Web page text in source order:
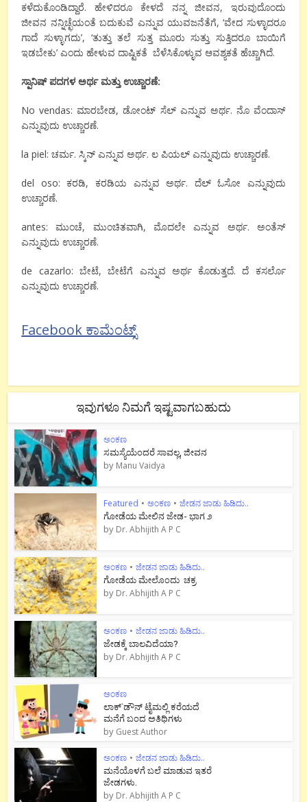
ಕಳೆದುಕೊಂಡಿದ್ದಾರೆ. ಹೇಳಿದರೂ ಕೇಳದೆ ನನ್ನ ಜೀವನ, ಇರುವುದೊಂದು
ಜೀವನ ನನ್ನಿಚ್ಛೆಯಂತೆ ಬದುಕುವೆ ಎನ್ನುವ ಯುವಜನೆತೆಗೆ, ‘ವೇದ ಸುಳ್ಳಾದರೂ
ಗಾದೆ ಸುಳ್ಳಾಗದು’, ‘ತುತ್ತು ತಲೆ ಸುತ್ತ ಮೂರು ಸುತ್ತು ಸುತ್ತಿದರೂ ಬಾಯಿಗೆ
ಇಡಬೇಕು’ ಎಂದು ಹೇಳುವ ದಾಷ್ಟಿಕತೆ ಬೆಳೆಸಿಕೊಳ್ಳುವ ಆವಶ್ಯಕತೆ ಹೆಚ್ಚಾಗಿದೆ.
ಸ್ಪಾನಿಷ್ ಪದಗಳ ಅರ್ಥ ಮತ್ತು ಉಚ್ಚಾರಣೆ:
No vendas: ಮಾರಬೇಡ, ಡೋಂಟ್ ಸೆಲ್ ಎನ್ನುವ ಅರ್ಥ. ನೊ ವೆಂದಾಸ್
ಎನ್ನುವುದು ಉಚ್ಚಾರಣೆ.
la piel: ಚರ್ಮ. ಸ್ಕಿನ್ ಎನ್ನುವ ಅರ್ಥ. ಲ ಪಿಯಲ್ ಎನ್ನುವುದು ಉಚ್ಚಾರಣೆ.
del oso: ಕರಡಿ, ಕರಡಿಯ ಎನ್ನುವ ಅರ್ಥ. ದೆಲ್ ಓಸೋ ಎನ್ನುವುದು
ಉಚ್ಚಾರಣೆ.
antes: ಮುಂಚೆ, ಮುಂಚಿತವಾಗಿ, ಮೊದಲೇ ಎನ್ನುವ ಅರ್ಥ. ಅಂತೆಸ್
ಎನ್ನುವುದು ಉಚ್ಚಾರಣೆ.
de cazarlo: ಬೇಟೆ, ಬೇಟೆಗೆ ಎನ್ನುವ ಅರ್ಥ ಕೊಡುತ್ತದೆ. ದೆ ಕಸರ್ಲೊ
ಎನ್ನುವುದು ಉಚ್ಚಾರಣೆ.
Facebook ಕಾಮೆಂಟ್ಸ್
ಇವುಗಳೂ ನಿಮಗೆ ಇಷ್ಟವಾಗಬಹುದು
ಅಂಕಣ
ಸಮಸ್ಯೆಯೆಂದರೆ ಸಾವಲ್ಲ, ಜೀವನ
by Manu Vaidya
Featured • ಅಂಕಣ • ಜೇಡನ ಜಾಡು ಹಿಡಿದು..
ಗೋಡೆಯ ಮೇಲಿನ ಜೇಡ- ಭಾಗ ೨
by Dr. Abhijith A P C
ಅಂಕಣ • ಜೇಡನ ಜಾಡು ಹಿಡಿದು..
ಗೋಡೆಯ ಮೇಲೊಂದು ಚಕ್ರ
by Dr. Abhijith A P C
ಅಂಕಣ • ಜೇಡನ ಜಾಡು ಹಿಡಿದು..
ಜೇಡಕ್ಕೆ ಬಾಲವಿದೆಯಾ?
by Dr. Abhijith A P C
ಅಂಕಣ
ಲಾಕ್`ಡೌನ್ ಟೈಮಲ್ಲಿ ಕರೆಯದೆ
ಮನೆಗೆ ಬಂದ ಅತಿಥಿಗಳು
by Guest Author
ಅಂಕಣ • ಜೇಡನ ಜಾಡು ಹಿಡಿದು..
ಮನೆಯೊಳಗೆ ಬಲೆ ಮಾಡುವ ಇತರೆ
ಜೇಡಗಳು.
by Dr. Abhijith A P C